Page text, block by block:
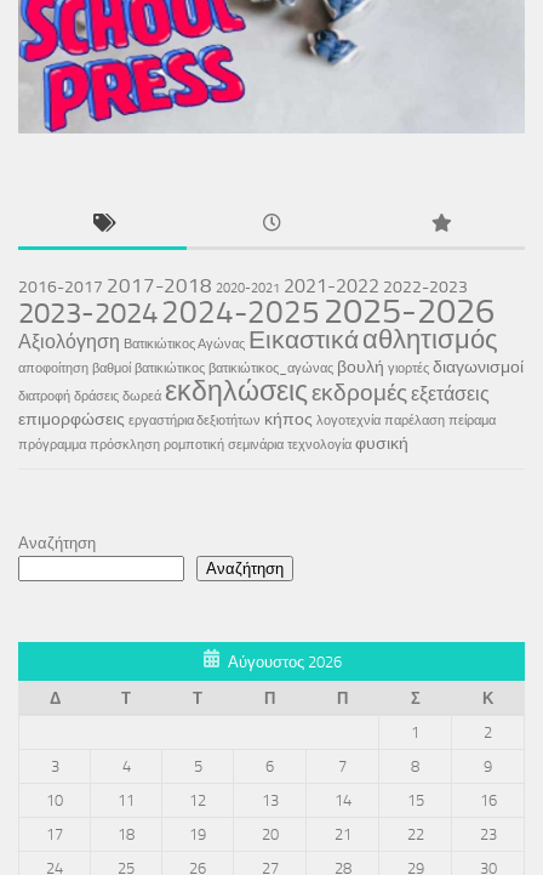
2016-2017 2017-2018 2020-2021 2021-2022 2022-2023
2023-20242024-2025 2025-2026
Αξιολόγηση Βατικιώτικος Αγώνας Εικαστικάαθλητισμός
αποφοίτηση βαθμοί βατικιώτικος βατικιώτικος_αγώνας βουλή γιορτές διαγωνισμοί
διατροφή δράσεις δωρεά εκδηλώσειςεκδρομές εξετάσεις
επιμορφώσεις εργαστήρια δεξιοτήτων κήπος λογοτεχνία παρέλαση πείραμα
πρόγραμμα πρόσκληση ρομποτική σεμινάρια τεχνολογία φυσική
Αναζήτηση
Αναζήτηση
Αύγουστος 2026
Δ
Τ Τ Π Π Σ
Κ
1
2
3
4 5 6 7 8
9
10
11 12 13 14 15
16
17
18 19 20 21 22
23
24
25 26 27 28 29 30